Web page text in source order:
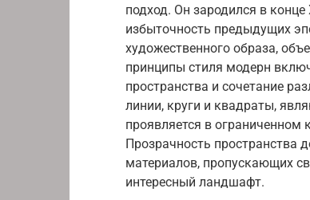
подход. Он зародился в
избыточность предыдущих
художественного образа,
принципы стиля модерн
пространства и сочетание
линии, круги и квадраты,
проявляется в ограниченном
Прозрачность пространства
материалов, пропускающих
интересный ландшафт.